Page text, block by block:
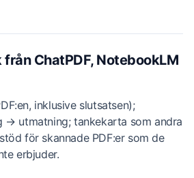
ChatPDF, NotebookLM
inklusive slutsatsen);
→ utmatning; tankekarta som andra
för skannade PDF:er som de
erbjuder.